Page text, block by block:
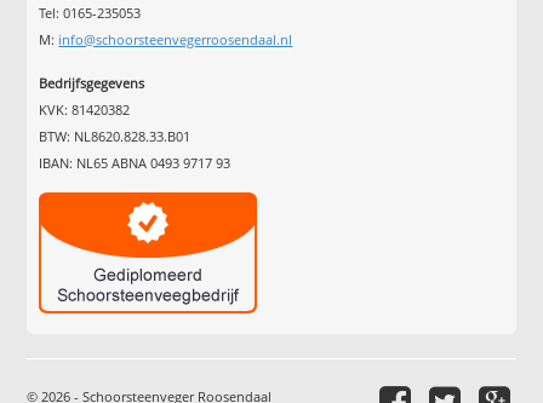
Tel: 0165-235053
M: info@schoorsteenvegerroosendaal.nl
Bedrijfsgegevens
KVK: 81420382
BTW: NL8620.828.33.B01
IBAN: NL65 ABNA 0493 9717 93
© 2026 - Schoorsteenveger Roosendaal